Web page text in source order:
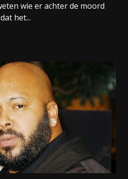
wie er achter de moord
het...